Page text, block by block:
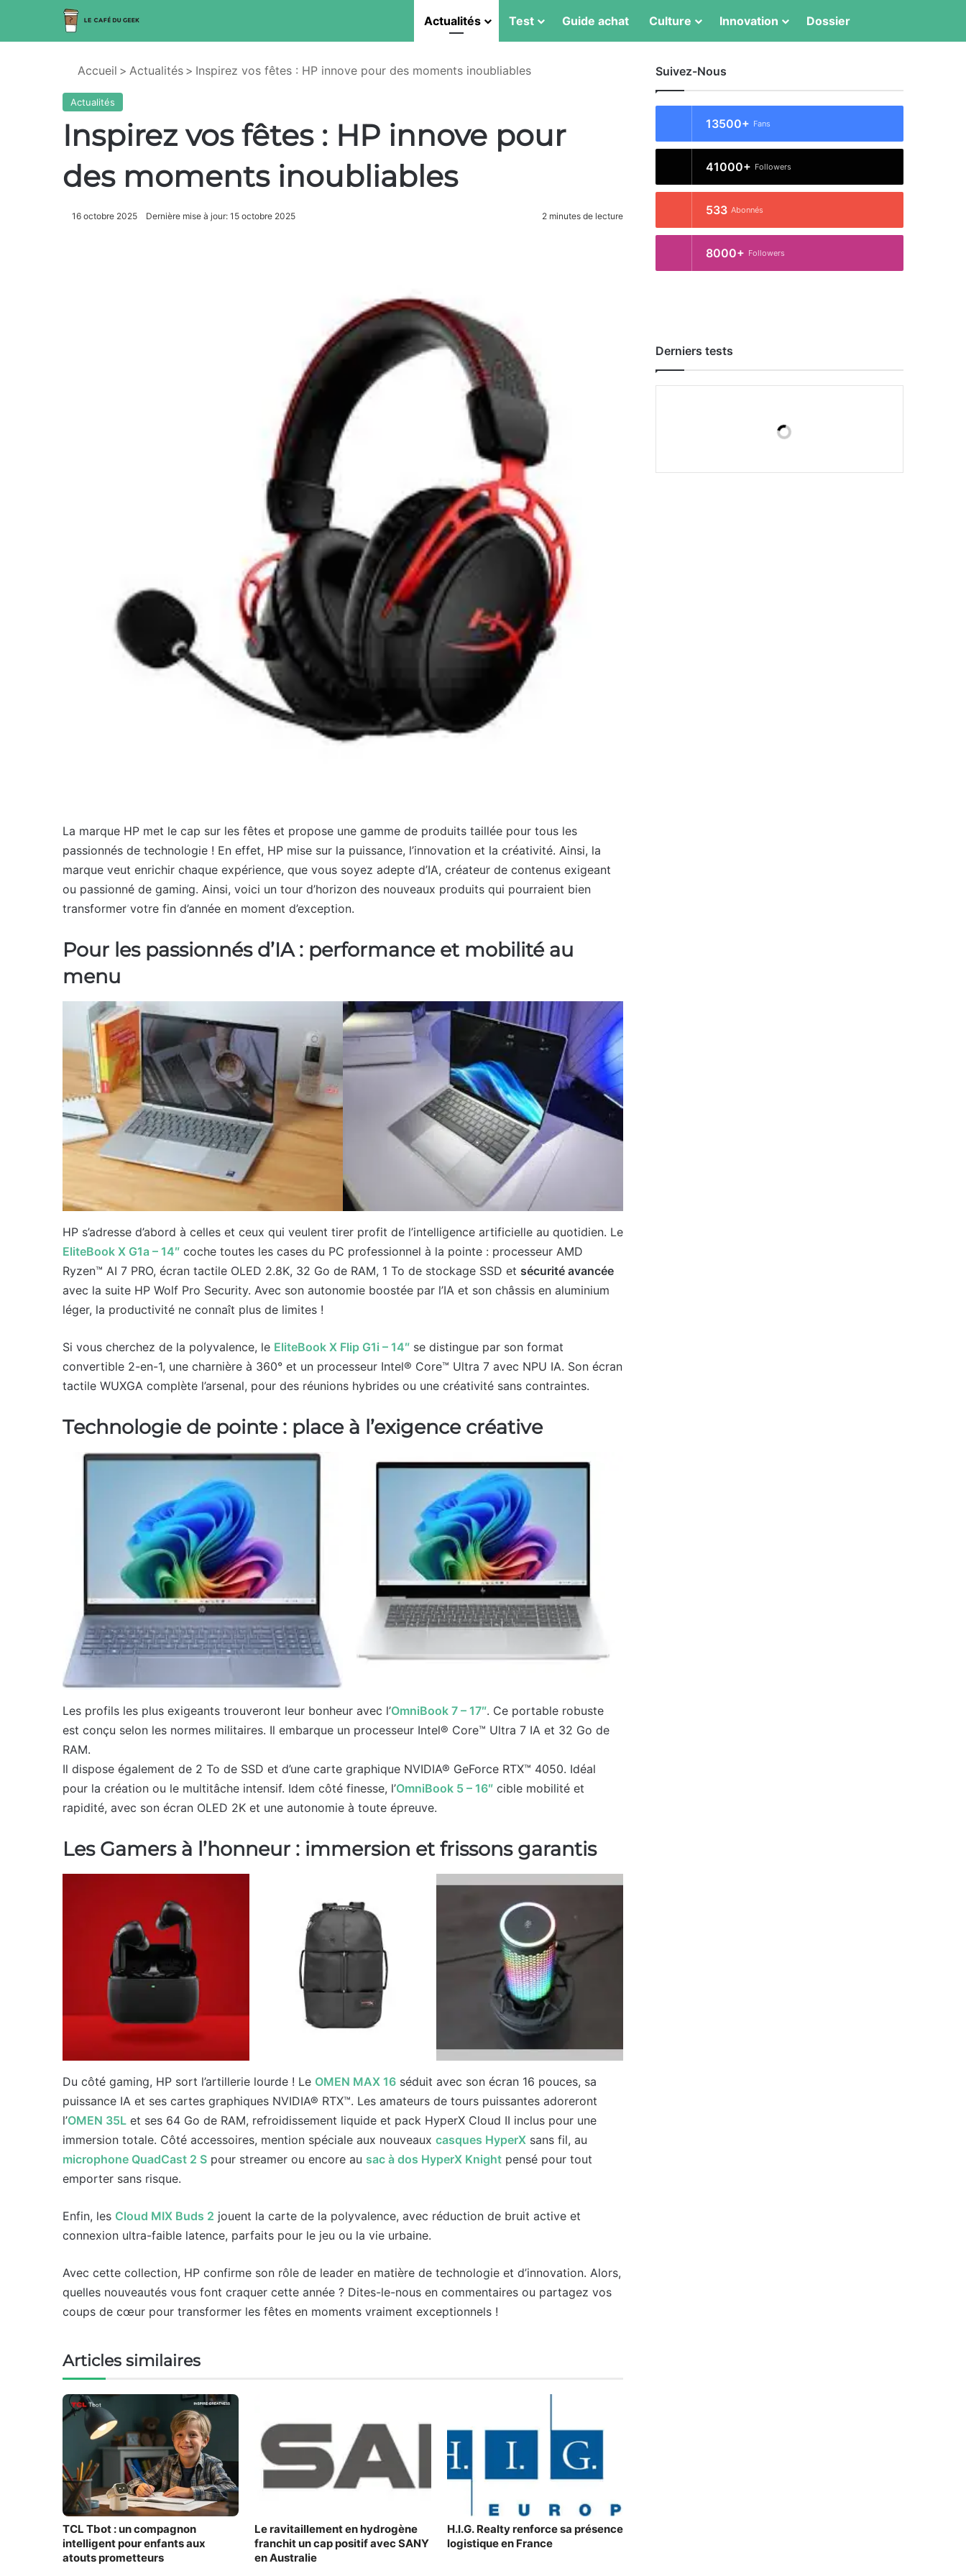
Actualités Test Guide achat Culture Innovation Dossier
Accueil > Actualités > Inspirez vos fêtes : HP innove pour des moments inoubliables
Actualités
Inspirez vos fêtes : HP innove pour
des moments inoubliables
16 octobre 2025 Dernière mise à jour: 15 octobre 2025 2 minutes de lecture
La marque HP met le cap sur les fêtes et propose une gamme de produits taillée pour tous les
passionnés de technologie ! En effet, HP mise sur la puissance, l’innovation et la créativité. Ainsi, la
marque veut enrichir chaque expérience, que vous soyez adepte d’IA, créateur de contenus exigeant
ou passionné de gaming. Ainsi, voici un tour d’horizon des nouveaux produits qui pourraient bien
transformer votre fin d’année en moment d’exception.
Pour les passionnés d’IA : performance et mobilité au
menu
HP s’adresse d’abord à celles et ceux qui veulent tirer profit de l’intelligence artificielle au quotidien. Le
EliteBook X G1a – 14″ coche toutes les cases du PC professionnel à la pointe : processeur AMD
Ryzen™ AI 7 PRO, écran tactile OLED 2.8K, 32 Go de RAM, 1 To de stockage SSD et sécurité avancée
avec la suite HP Wolf Pro Security. Avec son autonomie boostée par l’IA et son châssis en aluminium
léger, la productivité ne connaît plus de limites !
Si vous cherchez de la polyvalence, le EliteBook X Flip G1i – 14″ se distingue par son format
convertible 2-en-1, une charnière à 360° et un processeur Intel® Core™ Ultra 7 avec NPU IA. Son écran
tactile WUXGA complète l’arsenal, pour des réunions hybrides ou une créativité sans contraintes.
Technologie de pointe : place à l’exigence créative
Les profils les plus exigeants trouveront leur bonheur avec l’OmniBook 7 – 17″. Ce portable robuste
est conçu selon les normes militaires. Il embarque un processeur Intel® Core™ Ultra 7 IA et 32 Go de
RAM.
Il dispose également de 2 To de SSD et d’une carte graphique NVIDIA® GeForce RTX™ 4050. Idéal
pour la création ou le multitâche intensif. Idem côté finesse, l’OmniBook 5 – 16″ cible mobilité et
rapidité, avec son écran OLED 2K et une autonomie à toute épreuve.
Les Gamers à l’honneur : immersion et frissons garantis
Du côté gaming, HP sort l’artillerie lourde ! Le OMEN MAX 16 séduit avec son écran 16 pouces, sa
puissance IA et ses cartes graphiques NVIDIA® RTX™. Les amateurs de tours puissantes adoreront
l’OMEN 35L et ses 64 Go de RAM, refroidissement liquide et pack HyperX Cloud II inclus pour une
immersion totale. Côté accessoires, mention spéciale aux nouveaux casques HyperX sans fil, au
microphone QuadCast 2 S pour streamer ou encore au sac à dos HyperX Knight pensé pour tout
emporter sans risque.
Enfin, les Cloud MIX Buds 2 jouent la carte de la polyvalence, avec réduction de bruit active et
connexion ultra-faible latence, parfaits pour le jeu ou la vie urbaine.
Avec cette collection, HP confirme son rôle de leader en matière de technologie et d’innovation. Alors,
quelles nouveautés vous font craquer cette année ? Dites-le-nous en commentaires ou partagez vos
coups de cœur pour transformer les fêtes en moments vraiment exceptionnels !
Articles similaires
TCL Tbot : un compagnon
intelligent pour enfants aux
atouts prometteurs
Le ravitaillement en hydrogène
franchit un cap positif avec SANY
en Australie
H.I.G. Realty renforce sa présence
logistique en France
Suivez-Nous
13500+ Fans
41000+ Followers
533 Abonnés
8000+ Followers
Derniers tests